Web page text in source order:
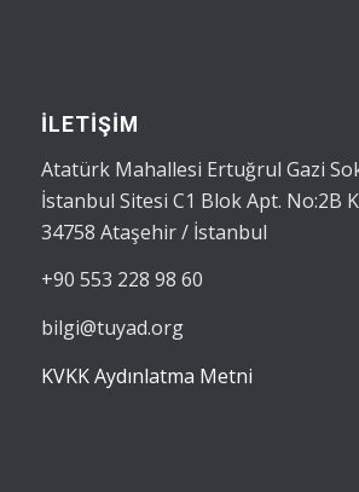
İLETİŞİM
Atatürk Mahallesi Ertuğrul Gazi
İstanbul Sitesi C1 Blok Apt. No:2B
34758 Ataşehir / İstanbul
+90 553 228 98 60
bilgi@tuyad.org
KVKK Aydınlatma Metni